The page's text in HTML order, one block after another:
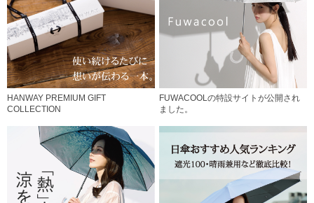
HANWAY PREMIUM GIFT
COLLECTION
FUWACOOLの特設サイトが公開され
ました。